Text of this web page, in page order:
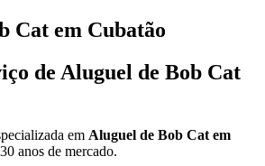
Cat em Cubatão
de Aluguel de Bob Cat
em Aluguel de Bob Cat em
anos de mercado.